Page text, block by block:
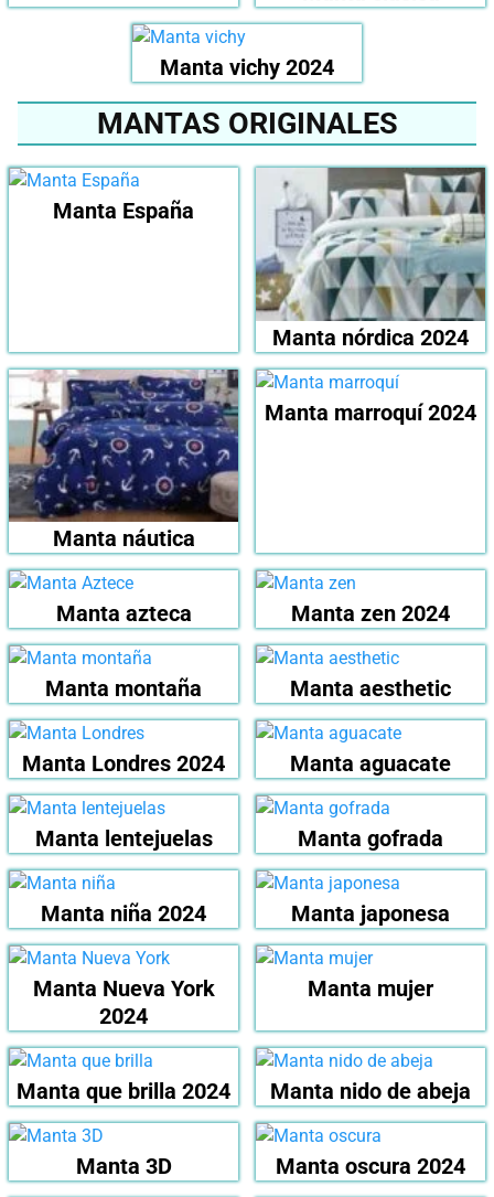
Manta vichy 2024
MANTAS ORIGINALES
Manta España
Manta nórdica 2024
Manta náutica
Manta marroquí 2024
Manta azteca Manta zen 2024
Manta montaña Manta aesthetic
Manta Londres 2024 Manta aguacate
Manta lentejuelas Manta gofrada
Manta niña 2024 Manta japonesa
Manta Nueva York
2024
Manta mujer
Manta que brilla 2024 Manta nido de abeja
Manta 3D Manta oscura 2024